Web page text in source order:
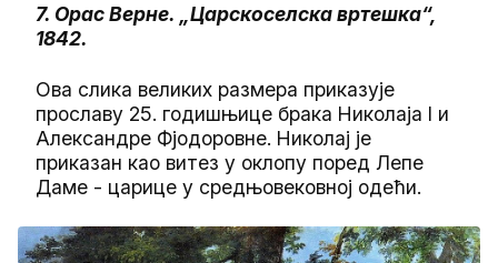
7. Орас Верне. „Царскоселска вртешка“,
1842.
Ова слика великих размера приказује
прославу 25. годишњице брака Николаја I и
Александре Фјодоровне. Николај је
приказан као витез у оклопу поред Лепе
Даме - царице у средњовековној одећи.